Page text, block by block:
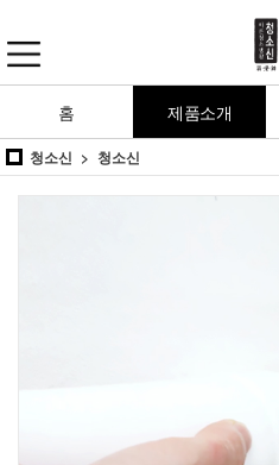
홈 제품소개
청소신 청소신